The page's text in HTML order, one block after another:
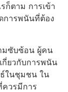
ก็ตาม การเข้า
การพนันที่ต้อง
มซับซ้อน ผู้คน
กี่ยวกับการพนัน
ในชุมชน ใน
วรมีการ